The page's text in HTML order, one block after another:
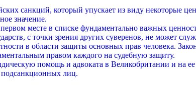
санкций, который упускает из виду некоторые
значение.
месте в списке фундаментально важных
с точки зрения других суверенов, не может
в области защиты основных прав человека.
правом каждого на судебную защиту.
помощь и адвоката в Великобритании и на
подсанкционных лиц.